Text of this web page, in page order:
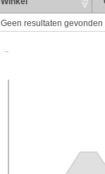
Geen resultaten gevonden